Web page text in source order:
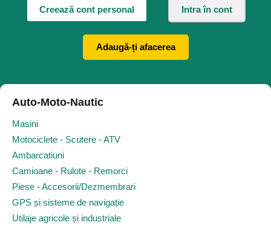
Creează cont personal Intra în cont
Adaugă-ți afacerea
Auto-Moto-Nautic
Masini
Motociclete - Scutere - ATV
Ambarcatiuni
Camioane - Rulote - Remorci
Piese - Accesorii/Dezmembrari
GPS și sisteme de navigație
Utilaje agricole și industriale